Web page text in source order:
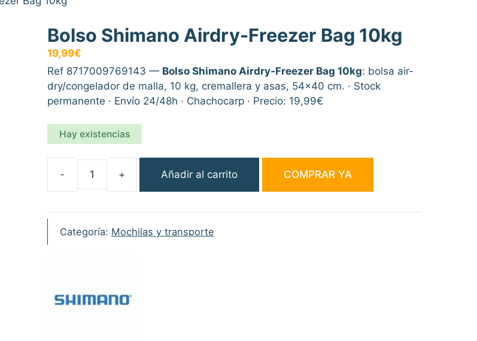
Bolso Shimano Airdry-Freezer Bag 10kg
19,99€
Ref 8717009769143 — Bolso Shimano Airdry-Freezer Bag 10kg: bolsa air-
dry/congelador de malla, 10 kg, cremallera y asas, 54×40 cm. · Stock
permanente · Envío 24/48h · Chachocarp · Precio: 19,99€
Hay existencias
Shimano
Airdry-
Freezer
Añadir al carrito COMPRAR YA
Categoría: Mochilas y transporte